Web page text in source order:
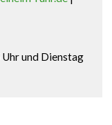
und Dienstag